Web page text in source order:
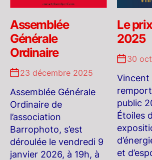
Assemblée
Générale
Ordinaire
23 décembre 2025
Assemblée Générale
Ordinaire de
l’association
Barrophoto, s’est
déroulée le vendredi 9
janvier 2026, à 19h, à
Le
2025
30
Vincent
public
Étoiles
et